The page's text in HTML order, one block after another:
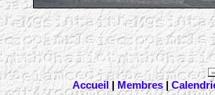
Accueil| Membres|